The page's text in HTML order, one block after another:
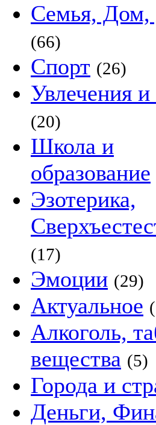
Семья, Дом,
(66)
Спорт (26)
Увлечения
(20)
Школа и
образование
Эзотерика,
(17)
Эмоции (29)
Актуальное
Алкоголь,
вещества (5)
Города и
Деньги,